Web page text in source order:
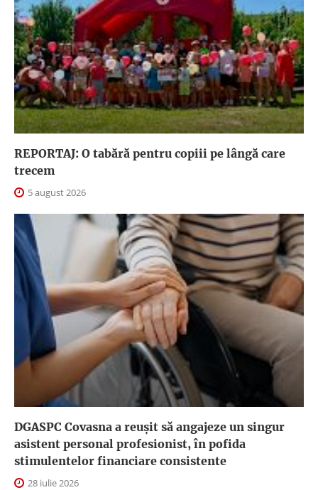
REPORTAJ: O tabără pentru copiii pe lângă care
trecem
5 august 2026
DGASPC Covasna a reuşit să angajeze un singur
asistent personal profesionist, în pofida
stimulentelor financiare consistente
28 iulie 2026